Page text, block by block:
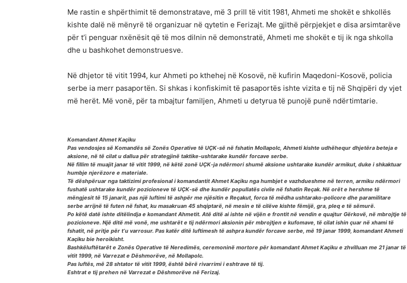
Me rastin e shpërthimit të demonstratave, më 3 prill të vitit 1981, Ahmeti me shokët e shkollës
kishte dalë në mënyrë të organizuar në qytetin e Ferizajt. Me gjithë përpjekjet e disa arsimtarëve
për t’i penguar nxënësit që të mos dilnin në demonstratë, Ahmeti me shokët e tij ik nga shkolla
dhe u bashkohet demonstruesve.
Në dhjetor të vitit 1994, kur Ahmeti po kthehej në Kosovë, në kufirin Maqedoni-Kosovë, policia
serbe ia merr pasaportën. Si shkas i konfiskimit të pasaportës ishte vizita e tij në Shqipëri dy vjet
më herët. Më vonë, për ta mbajtur familjen, Ahmeti u detyrua të punojë punë ndërtimtarie.
Komandant Ahmet Kaçiku
Pas vendosjes së Komandës së Zonës Operative të UÇK-së në fshatin Mollapolc, Ahmeti kishte udhëhequr dhjetëra beteja e
aksione, në të cilat u dallua për strategjinë taktike-ushtarake kundër forcave serbe.
Në fillim të muajit janar të vitit 1999, në këtë zonë UÇK-ja ndërmori shumë aksione ushtarake kundër armikut, duke i shkaktuar
humbje njerëzore e materiale.
Të dëshpëruar nga taktizimi profesional i komandantit Ahmet Kaçiku nga humbjet e vazhdueshme në terren, armiku ndërmori
fushatë ushtarake kundër pozicioneve të UÇK-së dhe kundër popullatës civile në fshatin Reçak. Në orët e hershme të
mëngjesit të 15 janarit, pas një luftimi të ashpër me njësitin e Reçakut, forca të mëdha ushtarako-policore dhe paramilitare
serbe arrijnë të futen në fshat, ku masakruan 45 shqiptarë, në mesin e të cilëve kishte fëmijë, gra, pleq e të sëmurë.
Po këtë datë ishte ditëlindja e komandant Ahmetit. Atë ditë ai ishte në vijën e frontit në vendin e quajtur Gërkovë, në mbrojtje të
pozicioneve. Një ditë më vonë, me ushtarët e tij ndërmori aksionin për mbrojtjen e kufomave, të cilat ishin çuar në xhami të
fshatit, në pritje për t’u varrosur. Pas katër ditë luftimesh të ashpra kundër forcave serbe, më 19 janar 1999, komandant Ahmeti
Kaçiku bie heroikisht.
Bashkëluftëtarët e Zonës Operative të Neredimës, ceremoninë mortore për komandant Ahmet Kaçiku e zhvilluan me 21 janar të
vitit 1999, në Varrezat e Dëshmorëve, në Mollapolc.
Pas luftës, më 28 shtator të vitit 1999, është bërë rivarrimi i eshtrave të tij.
Eshtrat e tij prehen në Varrezat e Dëshmorëve në Ferizaj.